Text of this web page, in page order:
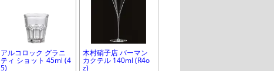
アルコロック グラニ
ティ ショット 45ml (4
5)
木村硝子店 バーマン
カクテル 140ml (R4o
z)